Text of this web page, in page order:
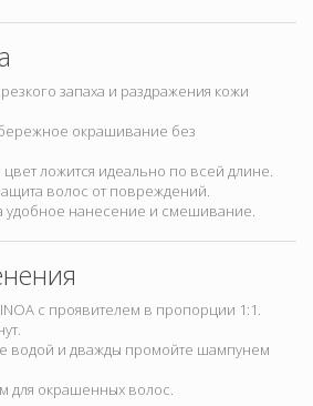
запаха и раздражения кожи
окрашивание без
ложится идеально по всей длине.
волос от повреждений.
удобное нанесение и смешивание.
с проявителем в пропорции 1:1.
водой и дважды промойте шампунем
для окрашенных волос.